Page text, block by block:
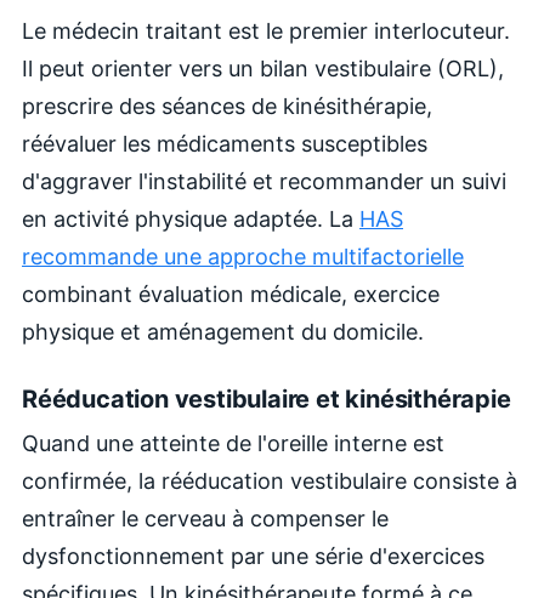
Le médecin traitant est le premier interlocuteur.
Il peut orienter vers un bilan vestibulaire (ORL),
prescrire des séances de kinésithérapie,
réévaluer les médicaments susceptibles
d'aggraver l'instabilité et recommander un suivi
en activité physique adaptée. La HAS
recommande une approche multifactorielle
combinant évaluation médicale, exercice
physique et aménagement du domicile.
Rééducation vestibulaire et kinésithérapie
Quand une atteinte de l'oreille interne est
confirmée, la rééducation vestibulaire consiste à
entraîner le cerveau à compenser le
dysfonctionnement par une série d'exercices